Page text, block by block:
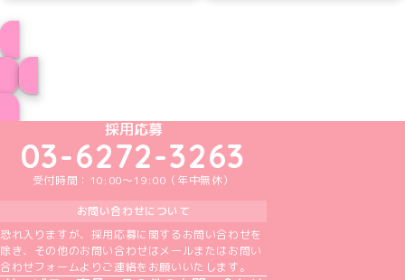
めいどりーみんTikTok公式アカウント
めいどりーみんX公式アカウント
めいどりーみんInstagram公式アカウント
めいどりーみんFacebook公式アカウン
めいどりーみんYouTube公式アカ
採用応募
03-6272-3263
受付時間：10:00～19:00（年中無休）
お問い合わせについて
恐れ入りますが、採用応募に関するお問い合わせを
除き、その他のお問い合わせはメールまたはお問い
合わせフォームよりご連絡をお願いいたします。